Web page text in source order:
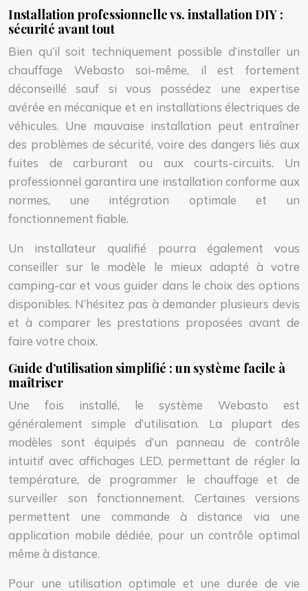
Installation professionnelle vs. installation DIY :
sécurité avant tout
Bien qu’il soit techniquement possible d’installer un
chauffage Webasto soi-même, il est fortement
déconseillé sauf si vous possédez une expertise
avérée en mécanique et en installations électriques de
véhicules. Une mauvaise installation peut entraîner
des problèmes de sécurité, voire des dangers liés aux
fuites de carburant ou aux courts-circuits. Un
professionnel garantira une installation conforme aux
normes, une intégration optimale et un
fonctionnement fiable.
Un installateur qualifié pourra également vous
conseiller sur le modèle le mieux adapté à votre
camping-car et vous guider dans le choix des options
disponibles. N’hésitez pas à demander plusieurs devis
et à comparer les prestations proposées avant de
faire votre choix.
Guide d’utilisation simplifié : un système facile à
maîtriser
Une fois installé, le système Webasto est
généralement simple d’utilisation. La plupart des
modèles sont équipés d’un panneau de contrôle
intuitif avec affichages LED, permettant de régler la
température, de programmer le chauffage et de
surveiller son fonctionnement. Certaines versions
permettent une commande à distance via une
application mobile dédiée, pour un contrôle optimal
même à distance.
Pour une utilisation optimale et une durée de vie